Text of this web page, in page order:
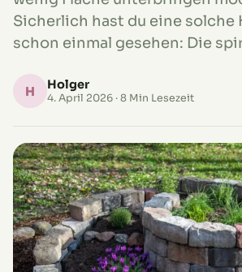
Sicherlich hast du eine solche
schon einmal gesehen: Die
H Holger
4. April 2026 · 8 Min Lesezeit